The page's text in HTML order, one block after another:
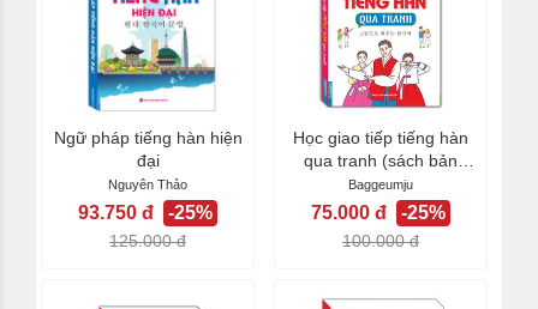
Ngữ pháp tiếng hàn hiện
đại
Nguyên Thảo
93.750 đ -25%
125.000 đ
Học giao tiếp tiếng hàn
qua tranh (sách bản
quyền)
Baggeumju
75.000 đ -25%
100.000 đ